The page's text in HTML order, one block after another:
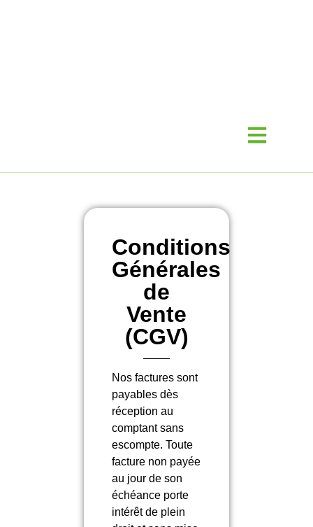
Conditions
Générales
de
Vente
(CGV)
Nos factures sont
payables dès
réception au
comptant sans
escompte. Toute
facture non payée
au jour de son
échéance porte
intérêt de plein